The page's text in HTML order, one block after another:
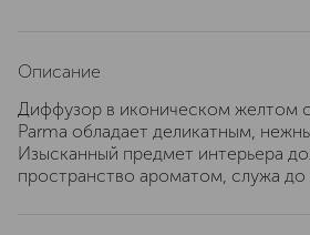
Описание
Диффузор в иконическом желтом
Parma обладает деликатным,
Изысканный предмет интерьера
пространство ароматом, служа до